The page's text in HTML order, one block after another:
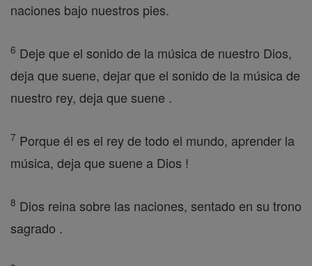
naciones bajo nuestros pies.
6 Deje que el sonido de la música de nuestro Dios,
deja que suene, dejar que el sonido de la música de
nuestro rey, deja que suene .
7 Porque él es el rey de todo el mundo, aprender la
música, deja que suene a Dios !
8 Dios reina sobre las naciones, sentado en su trono
sagrado .